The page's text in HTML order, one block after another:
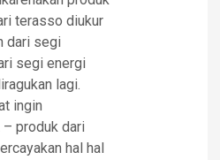
terasso diukur
dari segi
segi energi
lagi.
ingin
produk dari
hal hal